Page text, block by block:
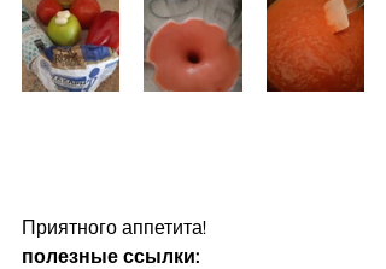
Приятного аппетита!
полезные ссылки: